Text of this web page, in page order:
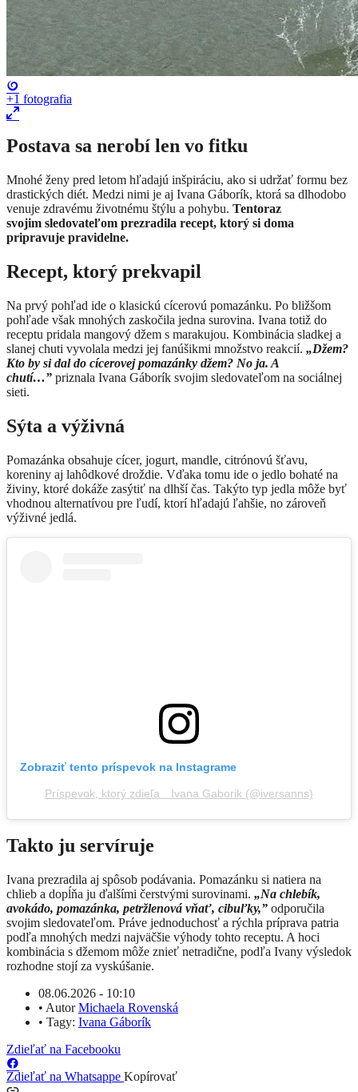
+1 fotografia
Postava sa nerobí len vo fitku
Mnohé ženy pred letom hľadajú inšpiráciu, ako si udržať formu bez
drastických diét. Medzi nimi je aj Ivana Gáborík, ktorá sa dlhodobo
venuje zdravému životnému štýlu a pohybu. Tentoraz
svojim sledovateľom prezradila recept, ktorý si doma
pripravuje pravidelne.
Recept, ktorý prekvapil
Na prvý pohľad ide o klasickú cícerovú pomazánku. Po bližšom
pohľade však mnohých zaskočila jedna surovina. Ivana totiž do
receptu pridala mangový džem s marakujou. Kombinácia sladkej a
slanej chuti vyvolala medzi jej fanúšikmi množstvo reakcií. „Džem?
Kto by si dal do cícerovej pomazánky džem? No ja. A
chutí…” priznala Ivana Gáborík svojim sledovateľom na sociálnej
sieti.
Sýta a výživná
Pomazánka obsahuje cícer, jogurt, mandle, citrónovú šťavu,
koreniny aj lahôdkové droždie. Vďaka tomu ide o jedlo bohaté na
živiny, ktoré dokáže zasýtiť na dlhší čas. Takýto typ jedla môže byť
vhodnou alternatívou pre ľudí, ktorí hľadajú ľahšie, no zároveň
výživné jedlá.
Zobraziť tento príspevok na Instagrame
Príspevok, ktorý zdieľa ⠀Ivana Gaborik (@iversanns)
Takto ju servíruje
Ivana prezradila aj spôsob podávania. Pomazánku si natiera na
chlieb a dopĺňa ju ďalšími čerstvými surovinami. „Na chlebík,
avokádo, pomazánka, petržlenová vňať, cibuľky,” odporučila
svojim sledovateľom. Práve jednoduchosť a rýchla príprava patria
podľa mnohých medzi najväčšie výhody tohto receptu. A hoci
kombinácia s džemom môže znieť netradične, podľa Ivany výsledok
rozhodne stojí za vyskúšanie.
08.06.2026 - 10:10
• AutorMichaela Rovenská
• Tagy: Ivana Gáborík
Zdieľať na Facebooku
Zdieľať na Whatsappe Kopírovať